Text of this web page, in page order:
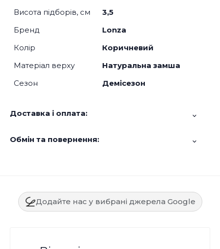
Висота підборів, см
3,5
Бренд
Lonza
Колір
Коричневий
Матеріал верху
Натуральна замша
Сезон
Демісезон
Доставка і оплата:
Обмін та повернення:
Додайте нас у вибрані джерела Google